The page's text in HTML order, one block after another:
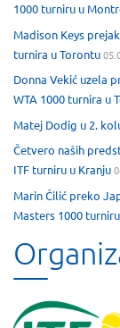
1000 turniru u
Madison Keys
turnira u Torontu
Donna Vekić uzela
WTA 1000 turnira u
Matej Dodig u 2.
Četvero naših
ITF turniru u Kranju
Marin Čilić preko
Masters 1000